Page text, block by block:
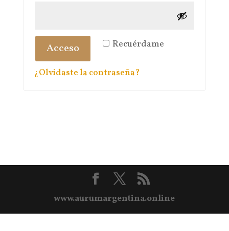
Recuérdame
Acceso
¿Olvidaste la contraseña?
www.aurumargentina.online